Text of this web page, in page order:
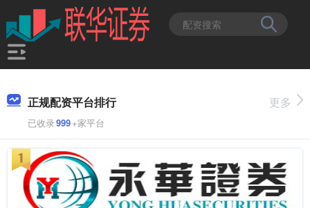
正规配资平台排行
已收录999+家平台
更多